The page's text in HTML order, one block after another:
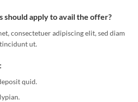
apply to avail the offer?
consectetuer adipiscing elit, sed diam
ut.
quid.